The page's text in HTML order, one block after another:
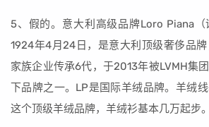
5、假的。意大利高级品牌Loro Piana
1924年4月24日，是意大利顶级奢侈品
家族企业传承6代，于2013年被LVMH集
下品牌之一。LP是国际羊绒品牌。羊绒线
这个顶级羊绒品牌，羊绒衫基本几万起步。